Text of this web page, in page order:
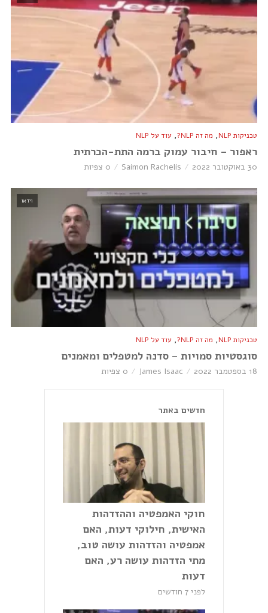
טכניקות NLP , מה זה NLP? , עוד על NLP
ראפור – חיבור עמוק ברמה התת-הכרתית
30 באוקטובר 2022 Saimon Rachelis 0 צפיות
וידאו
טכניקות NLP , מה זה NLP? , עוד על NLP
סוגסטיות סמויות – סדנה למטפלים ומאמנים
18 בספטמבר 2022 James Isaac 0 צפיות
חדשים באתר
חוקי האמפטיה וההזדהות
האישית, חילוקי דעות, האם
אמפטיה והזדהות עושה טוב,
מתי הזדהות עושה רע, האם
דעות
לפני 7 חודשים